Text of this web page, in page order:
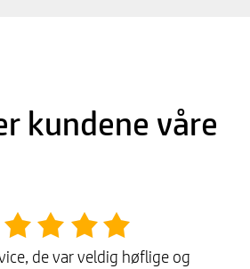
kundene våre
de var veldig høflige og